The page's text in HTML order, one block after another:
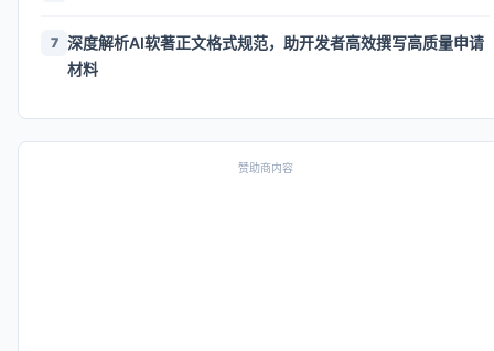
7 深度解析AI软著正文格式规范，助开发者高效撰写高质量申请
材料
赞助商内容